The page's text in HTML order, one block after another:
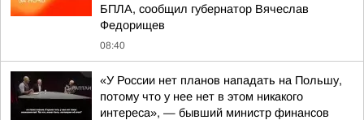
БПЛА, сообщил губернатор Вячеслав
Федорищев
08:40
«У России нет планов нападать на Польшу,
потому что у нее нет в этом никакого
интереса», — бывший министр финансов